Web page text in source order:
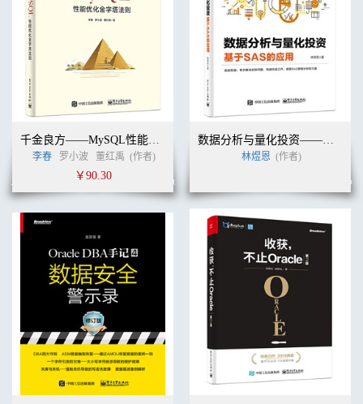
4.7 奇虎360高级专家王超： 360如何做到任意一款产品开发周期不
超过一个月 244
4.8 美团网业务核心系统架构师陈义宏：美团“狂拜访，狂上单”背
后的高并发核心架构 249
4.9 滴滴打车技术总监杨振麟：管理靠盯、技术靠练、办法靠想、
潜力靠逼 254
4.10 超级课程表CTO茹云峰：他如何做到23岁成为网易最年轻系统
架构师 259
4.11 PMC存储架构师张冬：大话存储 264
4.12 ITPUB网友热议淘宝数据吹牛： TPS最大是工行不是淘宝，
QPS最大是移动不是淘宝 269
第5章 IDC与数据中心运维篇 274
5.1 听云总裁张涛：抛开性能问题谈体验都是耍流氓 274
5.2 沃趣科技创始人陈栋：数据库运维高枕无忧之秘诀 279
5.3 ITPUB网友热议IBM开放POWER：是好事还是坏事 . 284
5.4 ITPUB网友热议IT运维：运维就是消防员，只要宕机夜里3点也
得“救火” 291
5.5 ITPUB网友热议去哪儿网:“真假保单”系统故障Or逐利玄机 296
5.6 ITPUB网友热议密码泄露风波：密码不安全，换脸靠谱吗 300
第6章 职场生涯与创业篇 304
6.1 Linux创业达人陈荣友：青春岁月，身不由己 304
6.2 SaaS创业达人陈磊：创业方向最重要 310
6.3 机器人创业达人皮光明：我眼中的机器人 315
6.4 智能家居创业达人周成虎：创业是一种人生信仰 319
6.5 让我们一起追忆IT男女的那些苦与乐，酸与甜 325
李春 罗小波 董红禹 (作者)
￥90.30
林煜恩 (作者)